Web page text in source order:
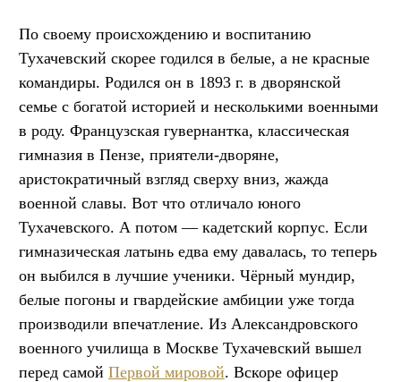
По своему происхождению и воспитанию
Тухачевский скорее годился в белые, а не красные
командиры. Родился он в 1893 г. в дворянской
семье с богатой историей и несколькими военными
в роду. Французская гувернантка, классическая
гимназия в Пензе, приятели-дворяне,
аристократичный взгляд сверху вниз, жажда
военной славы. Вот что отличало юного
Тухачевского. А потом — кадетский корпус. Если
гимназическая латынь едва ему давалась, то теперь
он выбился в лучшие ученики. Чёрный мундир,
белые погоны и гвардейские амбиции уже тогда
производили впечатление. Из Александровского
военного училища в Москве Тухачевский вышел
перед самой Первой мировой. Вскоре офицер